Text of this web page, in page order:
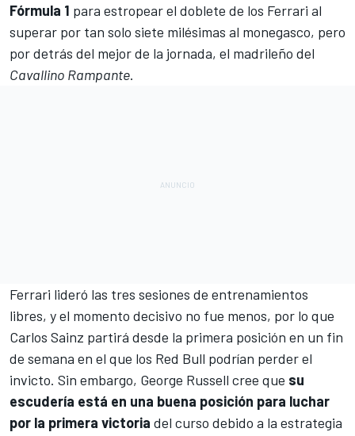
Fórmula 1 para estropear el doblete de los Ferrari al
superar por tan solo siete milésimas al monegasco, pero
por detrás del mejor de la jornada, el madrileño del
Cavallino Rampante.
Ferrari lideró las tres sesiones de entrenamientos
libres, y el momento decisivo no fue menos, por lo que
Carlos Sainz partirá desde la primera posición en un fin
de semana en el que los Red Bull podrían perder el
invicto. Sin embargo, George Russell cree que su
escudería está en una buena posición para luchar
por la primera victoria del curso debido a la estrategia